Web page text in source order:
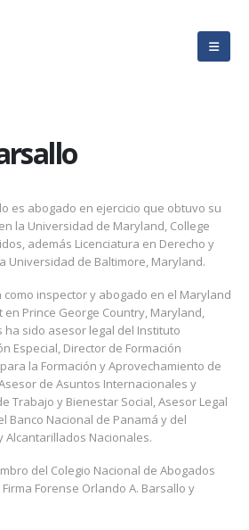
es abogado en ejercicio que obtuvo su
la Universidad de Maryland, College
además Licenciatura en Derecho y
Universidad de Baltimore, Maryland.
inspector y abogado en el Maryland
Prince George Country, Maryland,
ha sido asesor legal del Instituto
Especial, Director de Formación
la Formación y Aprovechamiento de
de Asuntos Internacionales y
Trabajo y Bienestar Social, Asesor Legal
Banco Nacional de Panamá y del
Alcantarillados Nacionales.
del Colegio Nacional de Abogados
Forense Orlando A. Barsallo y